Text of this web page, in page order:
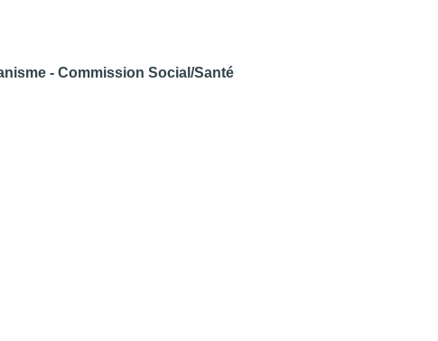
- Commission Social/Santé